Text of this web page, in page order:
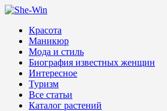
Перейти
содержимому
Блог о женской красоте и здоровье
Красота
Маникюр
Мода и стиль
Биография известных женщин
Интересное
Туризм
Все статьи
Каталог растений